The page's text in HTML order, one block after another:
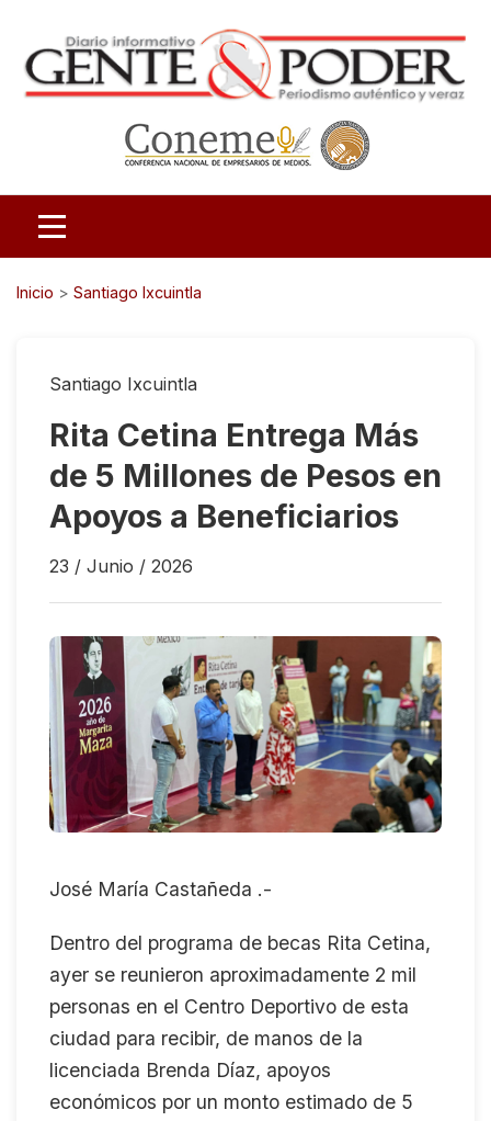
Inicio > Santiago Ixcuintla
Santiago Ixcuintla
Rita Cetina Entrega Más
de 5 Millones de Pesos en
Apoyos a Beneficiarios
23 / Junio / 2026
José María Castañeda .-
Dentro del programa de becas Rita Cetina,
ayer se reunieron aproximadamente 2 mil
personas en el Centro Deportivo de esta
ciudad para recibir, de manos de la
licenciada Brenda Díaz, apoyos
económicos por un monto estimado de 5